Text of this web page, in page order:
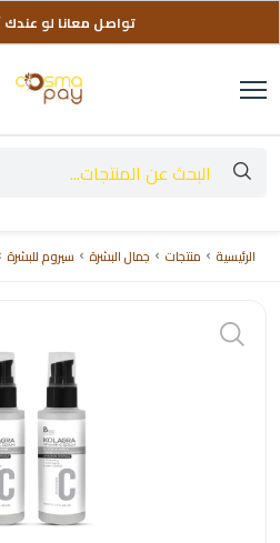
تواصل معانا لو
توصيل مجاني على طلباتك
الرئيسية منتجات جمال البشرة سيروم للبشرة